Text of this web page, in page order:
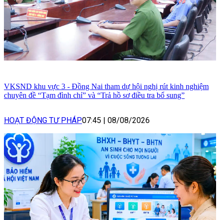
VKSND khu vực 3 - Đồng Nai tham dự hội nghị rút kinh nghiệm
chuyên đề “Tạm đình chỉ” và “Trả hồ sơ điều tra bổ sung”
HOẠT ĐỘNG TƯ PHÁP07:45 08/08/2026